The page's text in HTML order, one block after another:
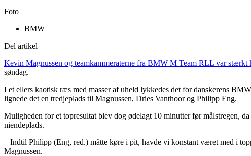
Foto
BMW
Del artikel
Kevin Magnussen og teamkammeraterne fra BMW M Team RLL var stærkt
søndag.
I et ellers kaotisk ræs med masser af uheld lykkedes det for danskerens
lignede det en tredjeplads til Magnussen, Dries Vanthoor og Philipp Eng.
Muligheden for et topresultat blev dog ødelagt 10 minutter før målstregen,
niendeplads.
– Indtil Philipp (Eng, red.) måtte køre i pit, havde vi konstant været med i
Magnussen.